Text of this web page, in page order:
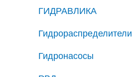
ГИДРАВЛИКА
Гидрораспределители
Гидронасосы